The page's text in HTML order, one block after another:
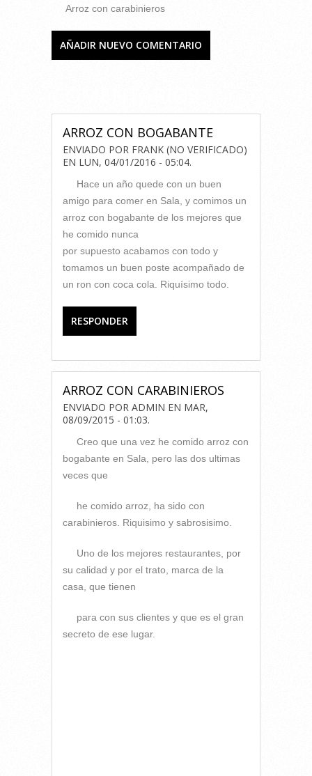
Arroz con carabinieros
AÑADIR NUEVO COMENTARIO
ARROZ CON BOGABANTE
ENVIADO POR FRANK (NO VERIFICADO)
EN LUN, 04/01/2016 - 05:04.
Hace un año quede con un buen
amigo para comer en Sala, y comimos un
arroz con bogabante de los mejores que
he comido nunca
por supuesto acabamos con todo y
tomamos un buen poste acompañado de
un ron con coca cola. Riquísimo todo.
RESPONDER
ARROZ CON CARABINIEROS
ENVIADO POR ADMIN EN MAR,
08/09/2015 - 01:03.
Creo que una vez he comido arroz con
bogabante en Sala, pero las dos ultimas
veces que
he comido arroz, ha sido con
carabinieros. Riquisimo y sabrosisimo.
Uno de los mejores restaurantes, por
su calidad y por el trato, marca de la
casa, que tienen
para con sus clientes y que es el gran
secreto de ese lugar.